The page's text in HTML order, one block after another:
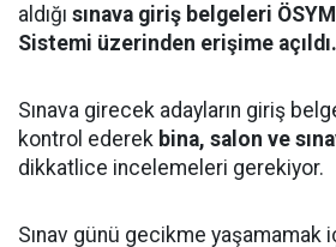
aldığı sınava giriş belgeleri
Sistemi üzerinden erişime açıldı.
Sınava girecek adayların giriş
kontrol ederek bina, salon ve
dikkatlice incelemeleri gerekiyor.
Sınav günü gecikme yaşamamak